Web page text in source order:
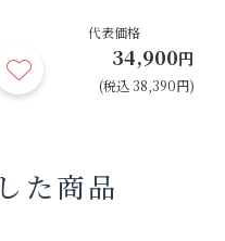
代表価格
34,900円
(税込 38,390円)
た商品